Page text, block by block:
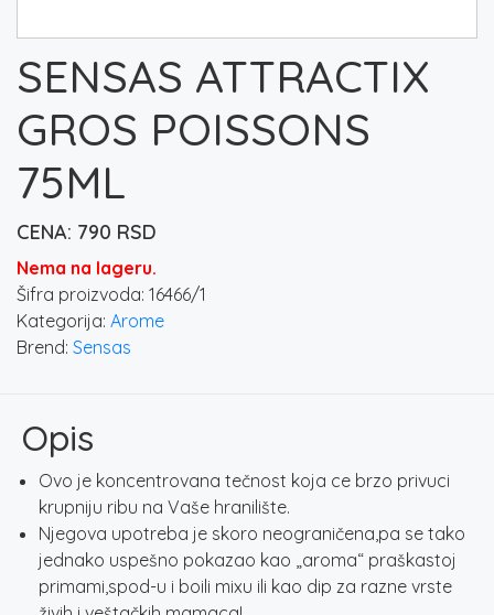
SENSAS ATTRACTIX
GROS POISSONS
75ML
790 RSD
Nema na lageru.
Šifra proizvoda: 16466/1
Kategorija: Arome
Brend: Sensas
Opis
Ovo je koncentrovana tečnost koja ce brzo privuci
krupniju ribu na Vaše hranilište.
Njegova upotreba je skoro neograničena,pa se tako
jednako uspešno pokazao kao „aroma“ praškastoj
primami,spod-u i boili mixu ili kao dip za razne vrste